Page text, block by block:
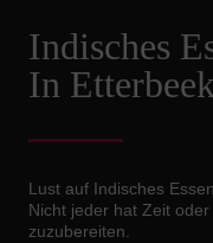
Indisches
In
Lust auf Indisches
Nicht jeder hat Zeit
zuzubereiten.